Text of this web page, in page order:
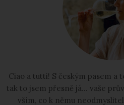
Ciao a tutti! S českým pasem
tak to jsem přesně já... vaše
vším, co k němu